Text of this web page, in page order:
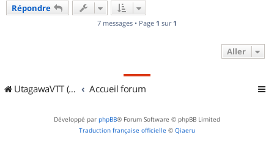
Répondre
7 messages • Page 1 sur 1
Aller
UtagawaVTT (Randos VTT et VTTAE avec traces GPS) Accueil forum
Développé par phpBB® Forum Software © phpBB Limited
Traduction française officielle © Qiaeru